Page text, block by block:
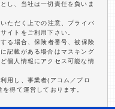
し、当社は一切責任を負いま
ただく上での注意、プライバ
イトをご利用下さい。
る場合、保険者番号、被保険
記載がある場合はマスキング
個人情報にアクセス可能な情
用し、事業者(アコム／プロ
得て運営しております。